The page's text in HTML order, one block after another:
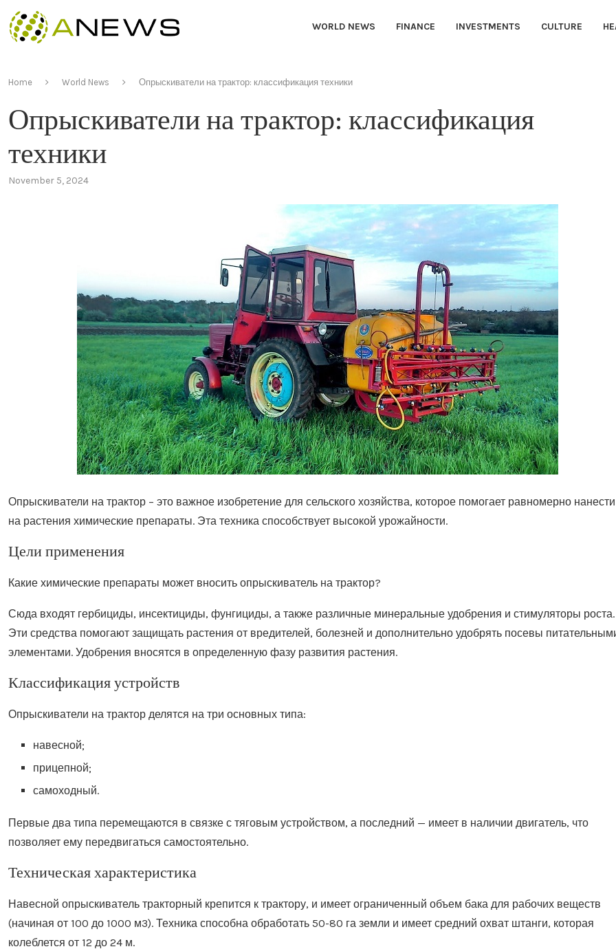
WORLD NEWS FINANCE INVESTMENTS CULTURE
Home World News Опрыскиватели на трактор: классификация техники
Опрыскиватели на трактор: классификация
техники
November 5, 2024
Опрыскиватели на трактор – это важное изобретение для сельского хозяйства, которое помогает равномерно нанести
на растения химические препараты. Эта техника способствует высокой урожайности.
Цели применения
Какие химические препараты может вносить опрыскиватель на трактор?
Сюда входят гербициды, инсектициды, фунгициды, а также различные минеральные удобрения и стимуляторы роста.
Эти средства помогают защищать растения от вредителей, болезней и дополнительно удобрять посевы
элементами. Удобрения вносятся в определенную фазу развития растения.
Классификация устройств
Опрыскиватели на трактор делятся на три основных типа:
навесной;
прицепной;
самоходный.
Первые два типа перемещаются в связке с тяговым устройством, а последний — имеет в наличии двигатель, что
позволяет ему передвигаться самостоятельно.
Техническая характеристика
Навесной опрыскиватель тракторный крепится к трактору, и имеет ограниченный объем бака для рабочих веществ
(начиная от 100 до 1000 м3). Техника способна обработать 50-80 га земли и имеет средний охват штанги, которая
колеблется от 12 до 24 м.